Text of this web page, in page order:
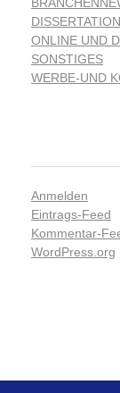
ONLINE UND
SONSTIGES
WERBE-UND
Anmelden
Eintrags-Feed
Kommentar-
WordPress.org